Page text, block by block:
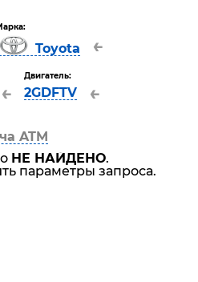
Toyota ←
←
Двигатель:
2GDFTV ←
ATM
НЕ НАЙДЕНО.
параметры запроса.